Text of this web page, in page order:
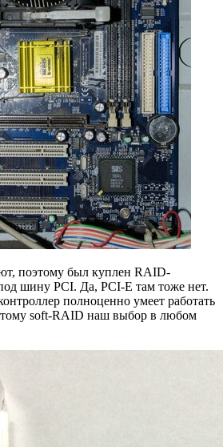
поэтому был куплен RAID-
шину PCI. Да, PCI-E там тоже нет.
полноценно умеет работать
soft-RAID наш выбор в любом